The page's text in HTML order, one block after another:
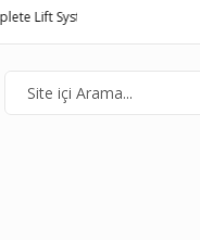
System